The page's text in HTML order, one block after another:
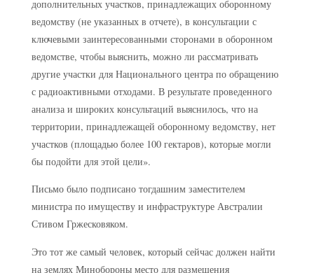
дополнительных участков, принадлежащих оборонному
ведомству (не указанных в отчете), в консультации с
ключевыми заинтересованными сторонами в оборонном
ведомстве, чтобы выяснить, можно ли рассматривать
другие участки для Национального центра по обращению
с радиоактивными отходами. В результате проведенного
анализа и широких консультаций выяснилось, что на
территории, принадлежащей оборонному ведомству, нет
участков (площадью более 100 гектаров), которые могли
бы подойти для этой цели».
Письмо было подписано тогдашним заместителем
министра по имуществу и инфраструктуре Австралии
Стивом Гржесковяком.
Это тот же самый человек, который сейчас должен найти
на землях Минобороны место для размещения